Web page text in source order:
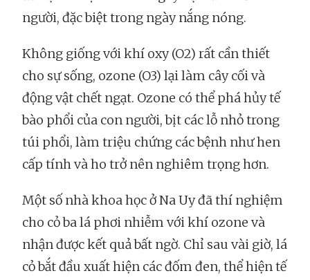
người, đặc biệt trong ngày nắng nóng.
Không giống với khí oxy (O2) rất cần thiết
cho sự sống, ozone (O3) lại làm cây cối và
động vật chết ngạt. Ozone có thể phá hủy tế
bào phổi của con người, bịt các lỗ nhỏ trong
túi phổi, làm triệu chứng các bệnh như hen
cấp tính và ho trở nên nghiêm trọng hơn.
Một số nhà khoa học ở Na Uy đã thí nghiệm
cho cỏ ba lá phơi nhiễm với khí ozone và
nhận được kết quả bất ngờ. Chỉ sau vài giờ, lá
cỏ bắt đầu xuất hiện các đốm đen, thể hiện tế